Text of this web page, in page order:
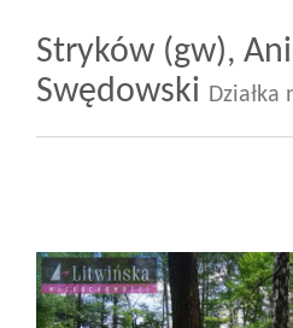
Stryków (gw),
Swędowski Działka
−